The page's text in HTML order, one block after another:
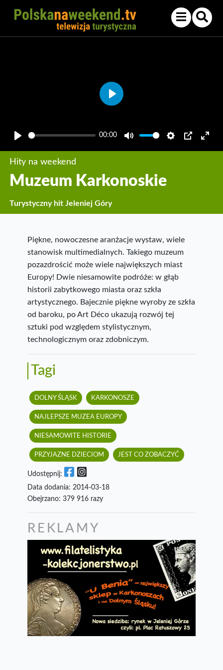
00:00
Play
Hity na weekend
Muzeum Karkonoskie
Turystyczny hit Jeleniej Góry
Piękne, nowoczesne aranżacje wystaw, wiele
stanowisk multimedialnych. Takiego muzeum
pozazdrościć może wiele największych miast
Europy! Dwie niesamowite podróże: w głąb
historii zabytkowego miasta oraz szkła
artystycznego. Bajecznie piękne wyroby ze szkła
od baroku, po Art Déco ukazują rozwój tej
sztuki pod względem stylistycznym,
technologicznym oraz zdobniczym.
Tagi
DOLNY ŚLĄSK KARKONOSZE
NAJLEPSZE MUZEA EUROPY
NIESAMOWITE HISTORIE
PRZYJAZNE DZIECIOM JEST CO ZOBACZYĆ
Udostępnij:
Data dodania: 2014-03-18
Obejrzano: 379 916 razy
REKLAMY